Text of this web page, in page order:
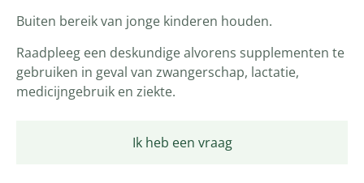
Ik heb een vraag
Buiten bereik van jonge kinderen houden.
Raadpleeg een deskundige alvorens supplementen te
gebruiken in geval van zwangerschap, lactatie,
medicijngebruik en ziekte.